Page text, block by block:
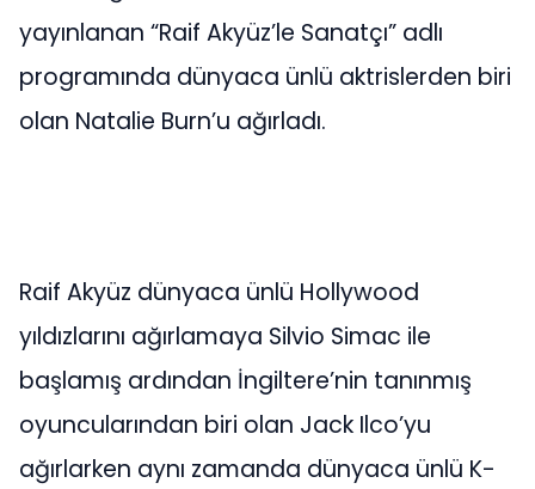
yayınlanan “Raif Akyüz’le Sanatçı” adlı
programında dünyaca ünlü aktrislerden biri
olan Natalie Burn’u ağırladı.
Raif Akyüz dünyaca ünlü Hollywood
yıldızlarını ağırlamaya Silvio Simac ile
başlamış ardından İngiltere’nin tanınmış
oyuncularından biri olan Jack Ilco’yu
ağırlarken aynı zamanda dünyaca ünlü K-